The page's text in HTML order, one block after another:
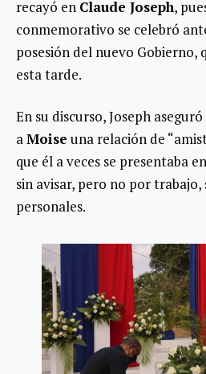
recayó en Claude Joseph,
conmemorativo se celebró
posesión del nuevo Gobierno,
esta tarde.
En su discurso, Joseph
aMoise una relación de
que él a veces se presentaba
sin avisar, pero no por
personales.